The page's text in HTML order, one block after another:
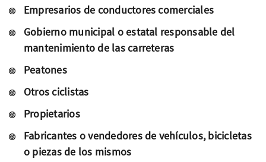
Empresarios de conductores comerciales
Gobierno municipal o estatal responsable del
mantenimiento de las carreteras
Peatones
Otros ciclistas
Propietarios
Fabricantes o vendedores de vehículos, bicicletas
o piezas de los mismos